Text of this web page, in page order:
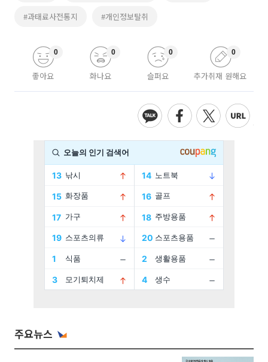
#과태료사전통지 #개인정보탈취
좋아요
0
화나요
0
슬퍼요
0
추가취재 원해요
0
주요뉴스